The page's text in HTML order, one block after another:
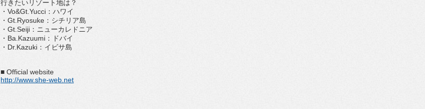
行きたいリゾート地は？
・Vo&Gt.Yucci：ハワイ
・Gt.Ryosuke：シチリア島
・Gt.Seiji：ニューカレドニア
・Ba.Kazuumi：ドバイ
・Dr.Kazuki：イビサ島
■ Official website
http://www.she-web.net